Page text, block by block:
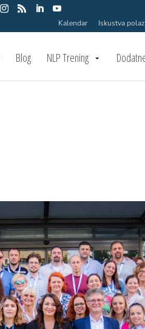
Kalendar
Iskustva
Blog NLP Trening